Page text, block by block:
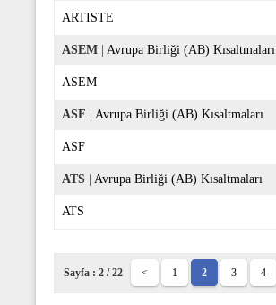
ARTISTE
ASEM Avrupa Birliği (AB) Kısaltmaları
ASEM
ASF Avrupa Birliği (AB) Kısaltmaları
ASF
ATS Avrupa Birliği (AB) Kısaltmaları
ATS
Sayfa : 2 / 22 < 1 2 3 4